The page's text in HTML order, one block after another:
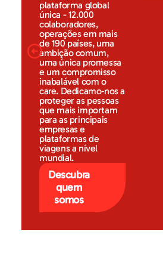
plataforma global
única - 12.000
colaboradores,
operações em mais
de 190 países, uma
ambição comum,
uma única promessa
e um compromisso
inabalável com o
care. Dedicamo‑nos a
proteger as pessoas
que mais importam
para as principais
empresas e
plataformas de
viagens a nível
mundial.
Descubra
quem
somos